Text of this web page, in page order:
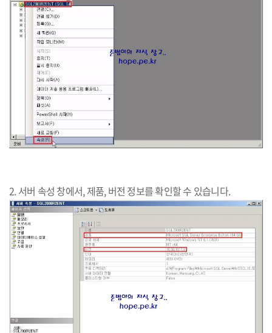
2. 서버 속성 창에서, 제품, 버전 정보를 확인할 수 있습니다.​